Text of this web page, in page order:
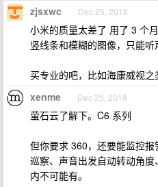
zjsxwc Dec 25, 2018
小米的质量太差了 用了 3 个
竖线条和模糊的图像，只能听
买专业的吧，比如海康威视之
xenme Dec 25, 2018
萤石云了解下。C6 系列
但你要求 360，还要能监控
巡察、声音出发自动转动角
内不可能有。